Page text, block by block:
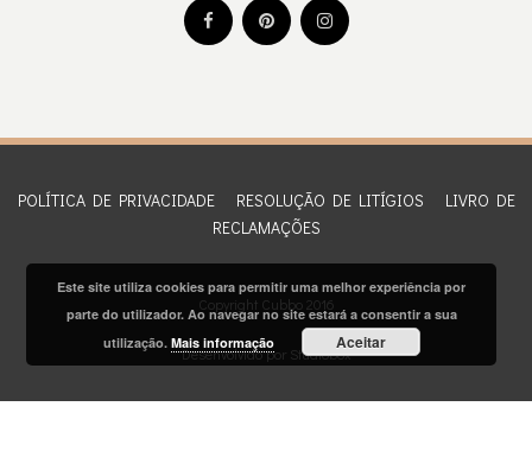
POLÍTICA DE PRIVACIDADE RESOLUÇÃO DE LITÍGIOS
LIVRO DE
RECLAMAÇÕES
Copyright Cubbo 2016
Desenvolvido por Studiobox
Este site utiliza cookies para permitir uma melhor experiência por
parte do utilizador. Ao navegar no site estará a consentir a sua
utilização. Mais informação Aceitar